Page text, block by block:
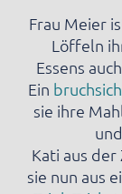
Frau Meier
Löffeln
Essens
Ein
sie ihre
Kati aus
sie nun aus